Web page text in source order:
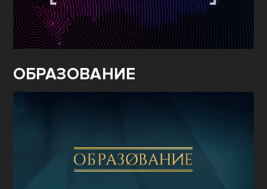
ОБРАЗОВАНИЕ